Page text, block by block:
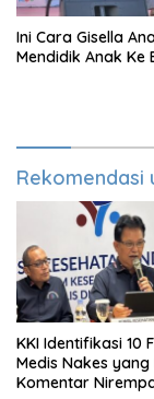
Ini Cara Gisella
Mendidik Anak Ke
Rekomendasi
KKI Identifikasi 10
Medis Nakes
Komentar